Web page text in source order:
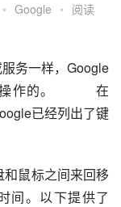
• Google • 阅读
务一样，Google
作的。   　　在
已经列出了键
鼠标之间来回移
间。以下提供了